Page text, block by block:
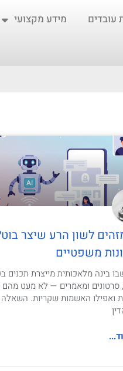
עובדים
מידע מקצועי
לשון הרע שיצר
משפטיים
בינה מלאכותית מייצרת תכנים
סרטונים ומאמרים — לא מעט מהם
ואפילו האשמות שקריות.